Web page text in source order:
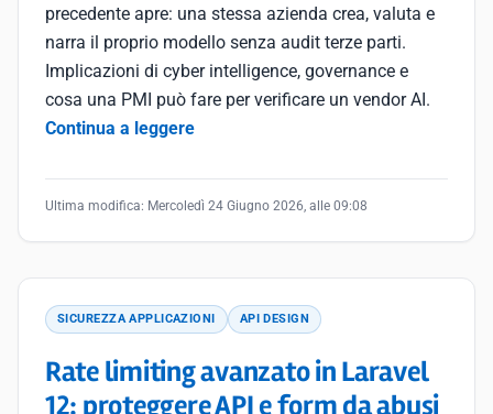
precedente apre: una stessa azienda crea, valuta e
narra il proprio modello senza audit terze parti.
Implicazioni di cyber intelligence, governance e
cosa una PMI può fare per verificare un vendor AI.
Continua a leggere
Ultima modifica: Mercoledì 24 Giugno 2026, alle 09:08
SICUREZZA APPLICAZIONI API DESIGN
Rate limiting avanzato in Laravel
12: proteggere API e form da abusi